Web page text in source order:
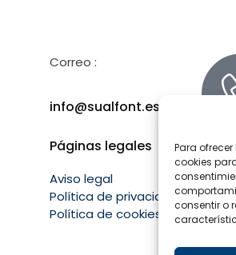
Para
cookies
consentir o
Correo :
info@sualfont.es
Páginas legales
Aviso legal
Política de privacidad
Política de cookies